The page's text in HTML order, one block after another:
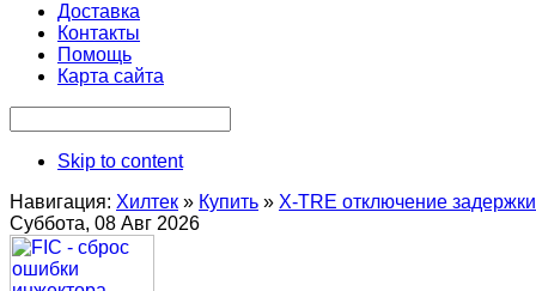
Доставка
Контакты
Помощь
Карта сайта
Skip to content
Навигация: Хилтек » Купить » X-TRE отключение задержки
Суббота, 08 Авг 2026